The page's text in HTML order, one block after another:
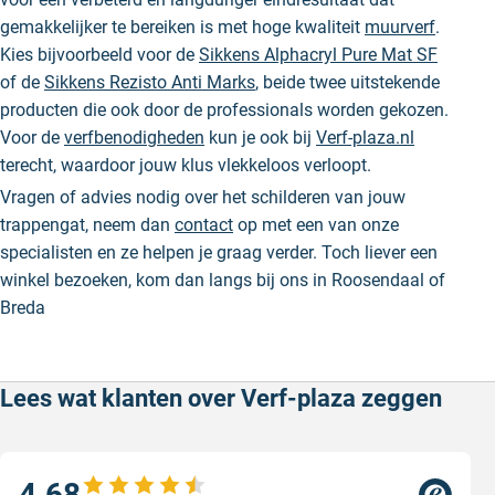
gemakkelijker te bereiken is met hoge kwaliteit muurverf.
Kies bijvoorbeeld voor de Sikkens Alphacryl Pure Mat SF
of de Sikkens Rezisto Anti Marks, beide twee uitstekende
producten die ook door de professionals worden gekozen.
Voor de verfbenodigheden kun je ook bij Verf-plaza.nl
terecht, waardoor jouw klus vlekkeloos verloopt.
Vragen of advies nodig over het schilderen van jouw
trappengat, neem dan contact op met een van onze
specialisten en ze helpen je graag verder. Toch liever een
winkel bezoeken, kom dan langs bij ons in Roosendaal of
Breda
Lees wat klanten over Verf-plaza zeggen